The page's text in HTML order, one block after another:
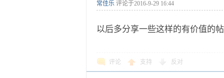
常佳乐 评论于2016-9-29 16:44
以后多分享一些这样的有价值的
评论 支持 反对